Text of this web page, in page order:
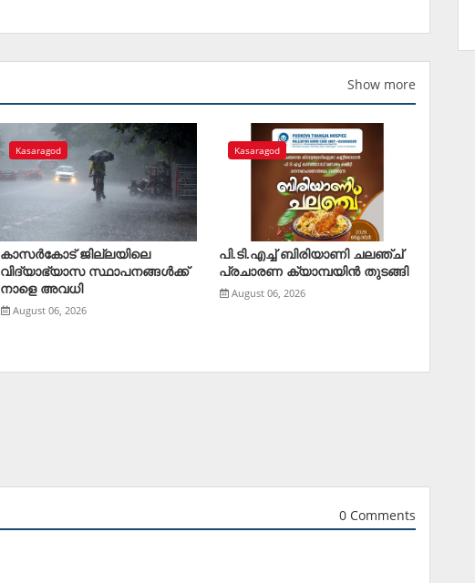
Show more
Kasaragod
കാസര്‍കോട് ജില്ലയിലെ
വിദ്യാഭ്യാസ സ്ഥാപനങ്ങള്‍ക്ക്
നാളെ അവധി
August 06, 2026
Kasaragod
പി.ടി.എച്ച് ബിരിയാണി ചലഞ്ച്
പ്രചാരണ ക്യാമ്പയിൻ തുടങ്ങി
August 06, 2026
0 Comments